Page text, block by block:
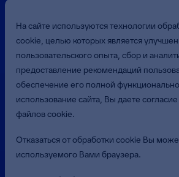
Презентация о
«Бюджетные и Финансовые Технологии»
(ООО «БФТ»). Все права защищены.
На сайте используются технологии
cookie, целью которых является
пользовательского опыта, сбор и
предоставление рекомендаций
обеспечение его полной
использование сайта, Вы даете
файлов cookie.
Отказаться от обработки cookie Вы
используемого Вами браузера.